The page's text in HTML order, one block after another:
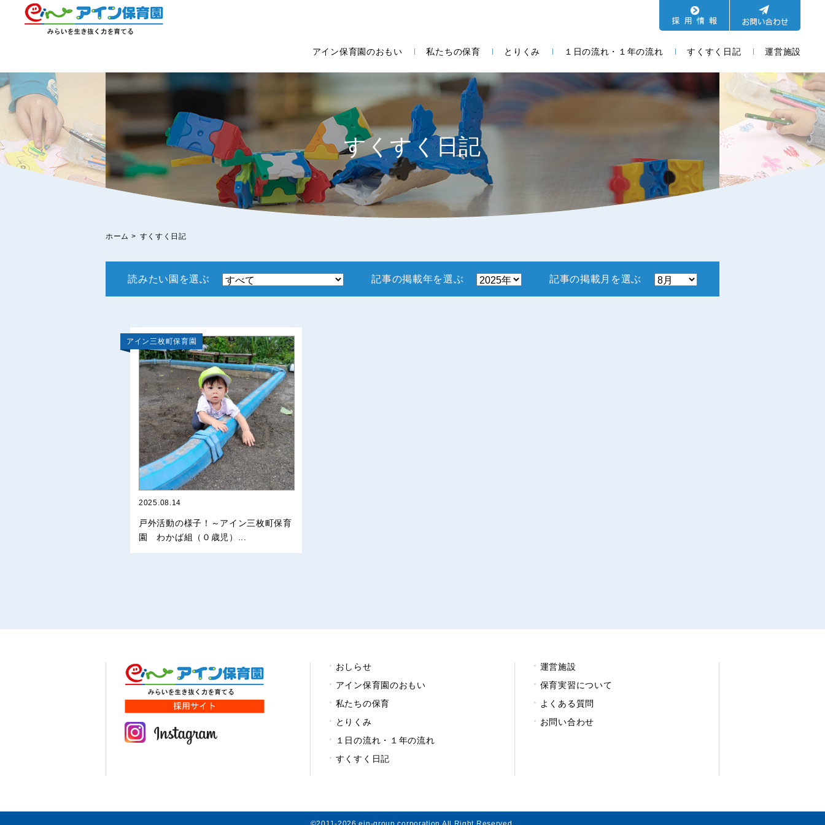
アイン保育園のおもい 私たちの保育 とりくみ １日の流れ・１年の流れ すくすく日記 運営施設
すくすく日記
ホーム > すくすく日記
読みたい園を選ぶ 記事の掲載年を選ぶ 記事の掲載月を選ぶ
アイン三枚町保育園
2025.08.14
戸外活動の様子！～アイン三枚町保育
園 わかば組（０歳児）...
おしらせ
アイン保育園のおもい
私たちの保育
とりくみ
１日の流れ・１年の流れ
すくすく日記
運営施設
保育実習について
よくある質問
お問い合わせ